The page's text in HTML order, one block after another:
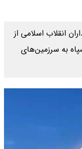
انقلاب اسلامی از
سپاه به سرزمین‌های